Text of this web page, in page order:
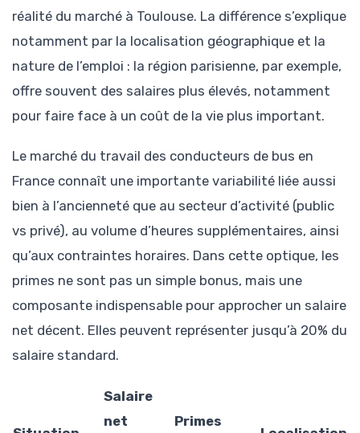
réalité du marché à Toulouse. La différence s’explique
notamment par la localisation géographique et la
nature de l’emploi : la région parisienne, par exemple,
offre souvent des salaires plus élevés, notamment
pour faire face à un coût de la vie plus important.
Le marché du travail des conducteurs de bus en
France connaît une importante variabilité liée aussi
bien à l’ancienneté que au secteur d’activité (public
vs privé), au volume d’heures supplémentaires, ainsi
qu’aux contraintes horaires. Dans cette optique, les
primes ne sont pas un simple bonus, mais une
composante indispensable pour approcher un salaire
net décent. Elles peuvent représenter jusqu’à 20% du
salaire standard.
Salaire
net
Primes